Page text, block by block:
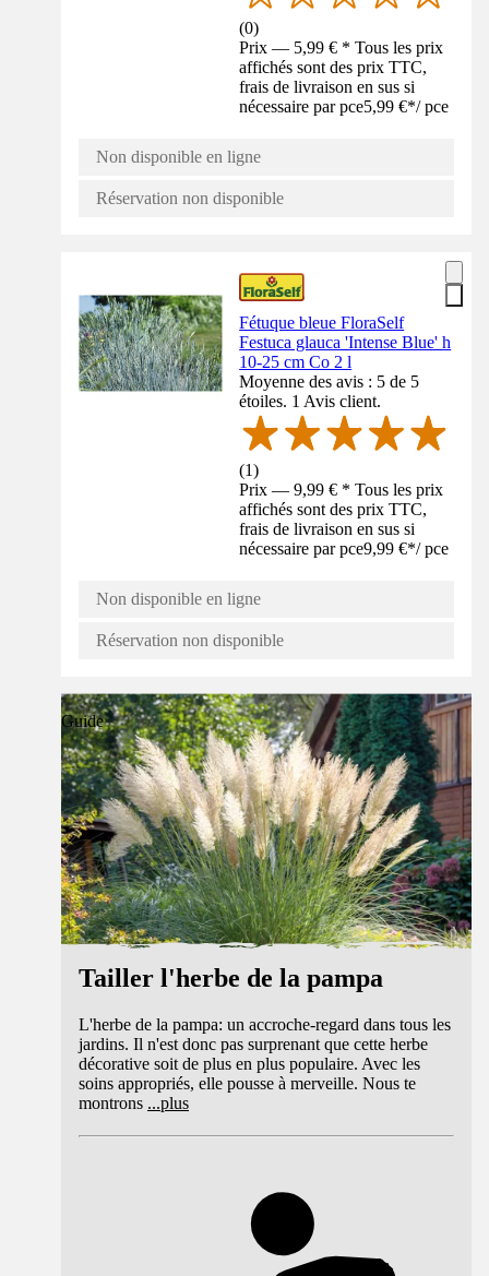
(0)
Prix — 5,99 € * Tous les prix
affichés sont des prix TTC,
frais de livraison en sus si
nécessaire par pce5,99 €*/ pce
Non disponible en ligne
Réservation non disponible
Fétuque bleue FloraSelf
Festuca glauca 'Intense Blue' h
10-25 cm Co 2 l
Moyenne des avis : 5 de 5
étoiles. 1 Avis client.
(1)
Prix — 9,99 € * Tous les prix
affichés sont des prix TTC,
frais de livraison en sus si
nécessaire par pce9,99 €*/ pce
Non disponible en ligne
Réservation non disponible
Guide
Tailler l'herbe de la pampa
L'herbe de la pampa: un accroche-regard dans tous les
jardins. Il n'est donc pas surprenant que cette herbe
décorative soit de plus en plus populaire. Avec les
soins appropriés, elle pousse à merveille. Nous te
montrons ...plus